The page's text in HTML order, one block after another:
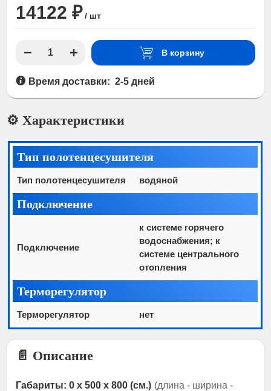
14122 ₽ / шт
В корзину
Время доставки: 2-5 дней
⚙️ Характеристики
Тип полотенцесушителя
Тип полотенцесушителя водяной
Подключение
Подключение
к системе горячего
водоснабжения; к
системе центрального
отопления
Терморегулятор
Терморегулятор нет
📄 Описание
Габариты: 0 x 500 x 800 (см.) (длина - ширина -